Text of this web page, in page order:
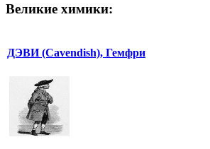
Великие химики:
ДЭВИ (Cavendish), Гемфри